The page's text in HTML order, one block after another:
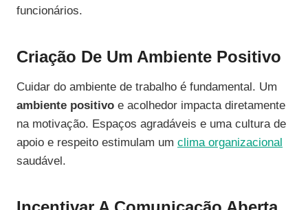
funcionários.
Criação De Um Ambiente Positivo
Cuidar do ambiente de trabalho é fundamental. Um
ambiente positivo e acolhedor impacta diretamente
na motivação. Espaços agradáveis e uma cultura de
apoio e respeito estimulam um clima organizacional
saudável.